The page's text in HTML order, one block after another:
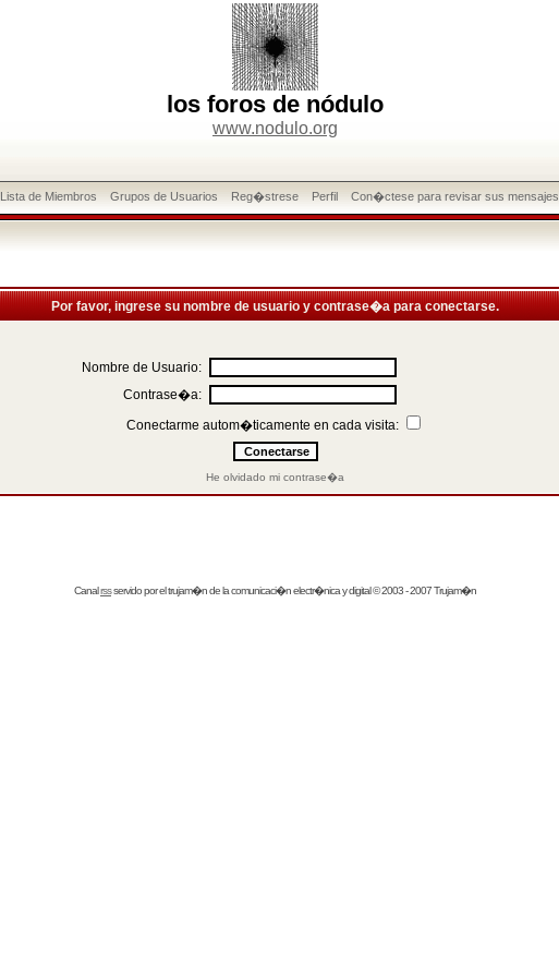
los foros de nódulo
www.nodulo.org
Lista de Miembros Grupos de Usuarios Reg�strese Perfil Con�ctese para revisar sus mensajes
Por favor, ingrese su nombre de usuario y contrase�a para conectarse.
Nombre de Usuario:
Contrase�a:
Conectarme autom�ticamente en cada visita:
He olvidado mi contrase�a
Canalrssservido por eltrujam�nde la comunicaci�n electr�nica y digital © 2003 - 2007 Trujam�n